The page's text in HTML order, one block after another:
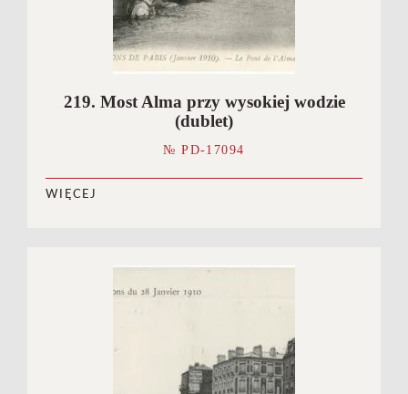
219. Most Alma przy wysokiej wodzie
(dublet)
№ PD-17094
WIĘCEJ